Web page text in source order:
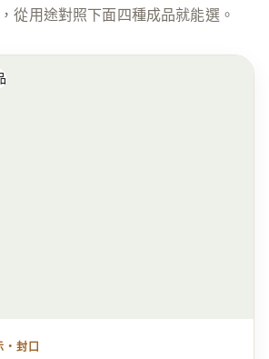
從用途對照下面四種成品就能選。
封口